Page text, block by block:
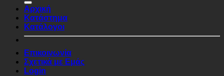
Αρχική
Κατάστημα
Κατάλογοι
Επικοινωνία
Σχετικά με Εμάς
Login